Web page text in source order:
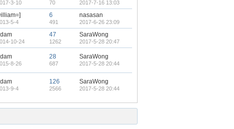
3-10 70 2017-7-16 13:03
5-4
6
491
nasasan
2017-6-26 23:09
10-24
47
1262
SaraWong
2017-5-28 20:47
8-26
28
687
SaraWong
2017-5-28 20:44
9-4
126
2566
SaraWong
2017-5-28 20:44